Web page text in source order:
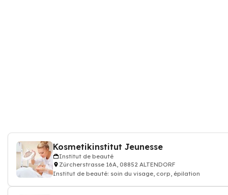
Kosmetikinstitut Jeunesse
Institut de beauté
Zürcherstrasse 16A, 08852 ALTENDORF
Institut de beauté: soin du visage, corp, épilation